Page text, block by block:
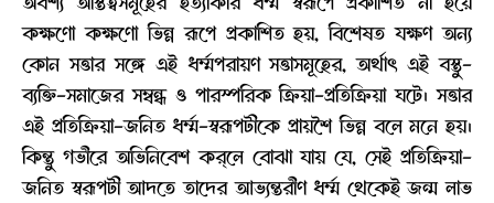
কক্ষণো কক্ষণো ভিন্ন রূপে প্রকাশিত হয়, বিশেষত যক্ষণ অন্য
কোন সত্তার সঙ্গে এই ধর্ম্মপরায়ণ সত্তাসমূহের, অর্থাৎ এই বস্তু-
ব্যক্তি-সমাজের সম্বন্ধ ও পারস্পরিক ক্রিয়া-প্রতিক্রিয়া ঘটে। সত্তার
এই প্রতিক্রিয়া-জনিত ধর্ম্ম-স্বরূপটীকে প্রায়শৈ ভিন্ন বলে মনে হয়।
কিন্তু গভীরে অভিনিবেশ কর্‌লে বোঝা যায় যে, সেই প্রতিক্রিয়া-
জনিত স্বরূপটী আদতে তাদের আভ্যন্তরীণ ধর্ম্ম থেকেই জন্ম লাভ